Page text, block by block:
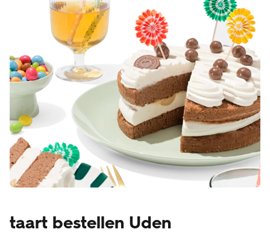
taart bestellen Uden